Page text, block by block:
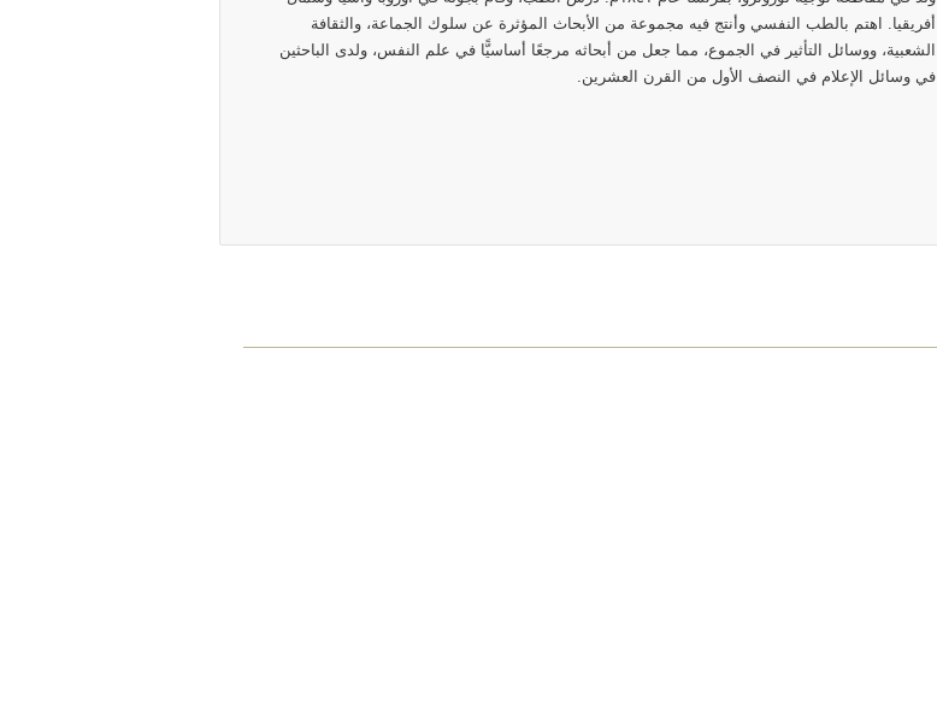
أفريقيا. اهتم بالطب النفسي وأنتج فيه مجموعة من الأبحاث المؤثرة عن سلوك الجماعة، والثقافة
الشعبية، ووسائل التأثير في الجموع، مما جعل من أبحاثه مرجعًا أساسيًّا في علم النفس، ولدى الباحثين
في وسائل الإعلام في النصف الأول من القرن العشرين.